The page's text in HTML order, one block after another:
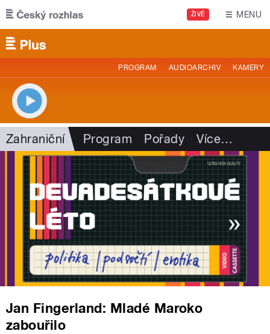
Přejít k hlavnímu obsahu
ŽIVĚ MENU
PROGRAM AUDIOARCHIV KAMERY
Zahraniční Program Pořady Více…
Jan Fingerland: Mladé Maroko
zabouřilo